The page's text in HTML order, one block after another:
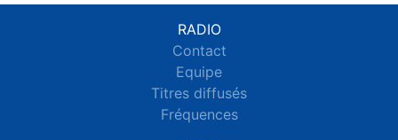
RADIO
Contact
Equipe
Titres diffusés
Fréquences